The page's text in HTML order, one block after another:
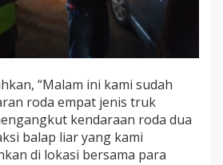
“Malam ini kami sudah
roda empat jenis truk
kendaraan roda dua
balap liar yang kami
di lokasi bersama para